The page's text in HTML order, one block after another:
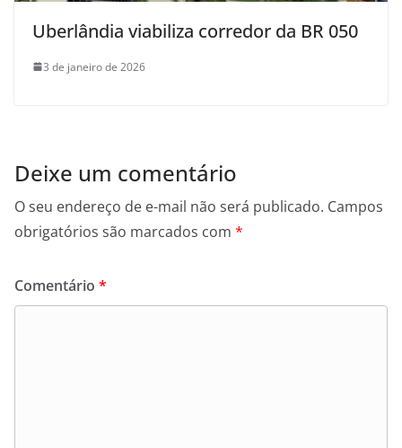
Uberlândia viabiliza corredor da BR 050
3 de janeiro de 2026
Deixe um comentário
O seu endereço de e-mail não será publicado. Campos
obrigatórios são marcados com *
Comentário *